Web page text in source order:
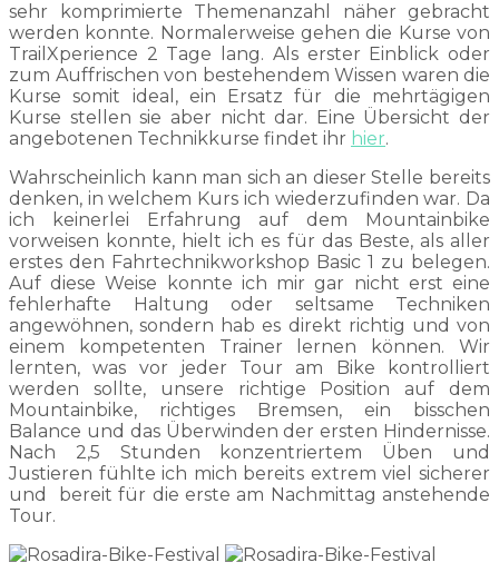
sehr komprimierte Themenanzahl näher gebracht
werden konnte. Normalerweise gehen die Kurse von
TrailXperience 2 Tage lang. Als erster Einblick oder
zum Auffrischen von bestehendem Wissen waren die
Kurse somit ideal, ein Ersatz für die mehrtägigen
Kurse stellen sie aber nicht dar. Eine Übersicht der
angebotenen Technikkurse findet ihr hier.
Wahrscheinlich kann man sich an dieser Stelle bereits
denken, in welchem Kurs ich wiederzufinden war. Da
ich keinerlei Erfahrung auf dem Mountainbike
vorweisen konnte, hielt ich es für das Beste, als aller
erstes den Fahrtechnikworkshop Basic 1 zu belegen.
Auf diese Weise konnte ich mir gar nicht erst eine
fehlerhafte Haltung oder seltsame Techniken
angewöhnen, sondern hab es direkt richtig und von
einem kompetenten Trainer lernen können. Wir
lernten, was vor jeder Tour am Bike kontrolliert
werden sollte, unsere richtige Position auf dem
Mountainbike, richtiges Bremsen, ein bisschen
Balance und das Überwinden der ersten Hindernisse.
Nach 2,5 Stunden konzentriertem Üben und
Justieren fühlte ich mich bereits extrem viel sicherer
und bereit für die erste am Nachmittag anstehende
Tour.